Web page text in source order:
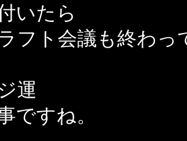
いたら
フト会議も終わっ
運
ですね。